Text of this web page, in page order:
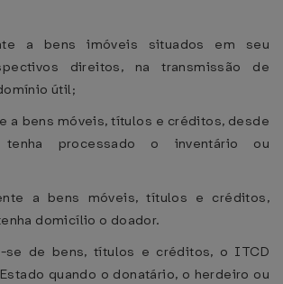
a bens imóveis situados em seu
direitos, na transmissão de
útil;
a bens móveis, títulos e créditos, desde
processado o inventário ou
a bens móveis, títulos e créditos,
domicílio o doador.
se de bens, títulos e créditos, o ITCD
quando o donatário, o herdeiro ou